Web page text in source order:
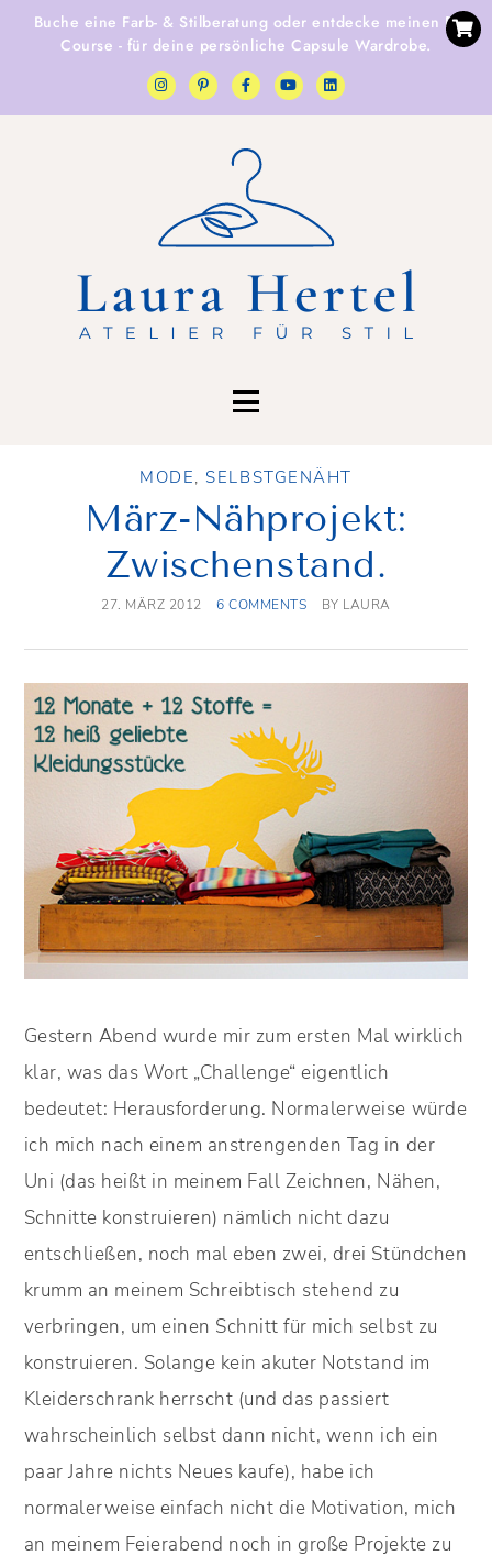
Buche eine Farb- & Stilberatung oder entdecke meinen E-
Course - für deine persönliche Capsule Wardrobe.
MODE, SELBSTGENÄHT
März-Nähprojekt:
Zwischenstand.
27. MÄRZ 2012 6 COMMENTS BY LAURA
Gestern Abend wurde mir zum ersten Mal wirklich
klar, was das Wort „Challenge“ eigentlich
bedeutet: Herausforderung. Normalerweise würde
ich mich nach einem anstrengenden Tag in der
Uni (das heißt in meinem Fall Zeichnen, Nähen,
Schnitte konstruieren) nämlich nicht dazu
entschließen, noch mal eben zwei, drei Stündchen
krumm an meinem Schreibtisch stehend zu
verbringen, um einen Schnitt für mich selbst zu
konstruieren. Solange kein akuter Notstand im
Kleiderschrank herrscht (und das passiert
wahrscheinlich selbst dann nicht, wenn ich ein
paar Jahre nichts Neues kaufe), habe ich
normalerweise einfach nicht die Motivation, mich
an meinem Feierabend noch in große Projekte zu